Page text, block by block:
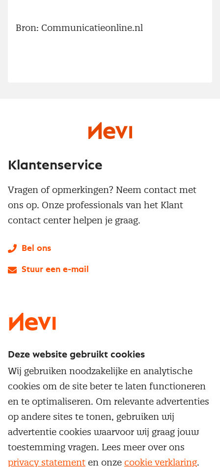
Bron: Communicatieonline.nl
Service & contact
Over inkoop
Netwerk en communities
Aanmelden nieuwsbrief
Word lid van Nevi
Populaire thema's
Aanbesteden
Contractmanagement
Kostenmanagement
Onderhandelen
Opleidingen en trainingen
Trainingen
Opleidingen
Klantenservice
Vragen of opmerkingen? Neem contact met
ons op. Onze professionals van het Klant
contact center helpen je graag.
Bel ons
Stuur een e-mail
Cookievoorkeuren beherenOnzealgemene
Deze website gebruikt cookies
Wij gebruiken noodzakelijke en analytische
cookies om de site beter te laten functioneren
en te optimaliseren. Om relevante advertenties
op andere sites te tonen, gebruiken wij
advertentie cookies waarvoor wij graag jouw
toestemming vragen. Lees meer over ons
privacy statement en onze cookie verklaring.